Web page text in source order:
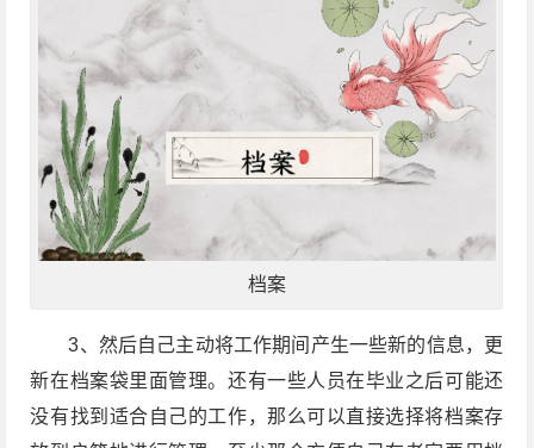
档案
3、然后自己主动将工作期间产生一些新的信息，更
新在档案袋里面管理。还有一些人员在毕业之后可能还
没有找到适合自己的工作，那么可以直接选择将档案存